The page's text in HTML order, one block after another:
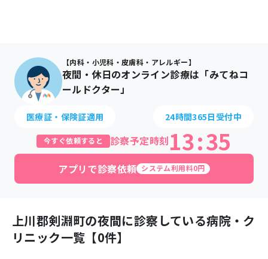
【内科・小児科・皮膚科・アレルギー】
夜間・休日のオンライン診療は「みてねコ
ールドクター」
医療証・保険証適用 24時間365日受付中
今すぐ依頼すると 診察予定時刻13:35
アプリで診察依頼 システム利用料0円
上川郡剣淵町の夜間に診察している病院・ク
リニック一覧【0件】